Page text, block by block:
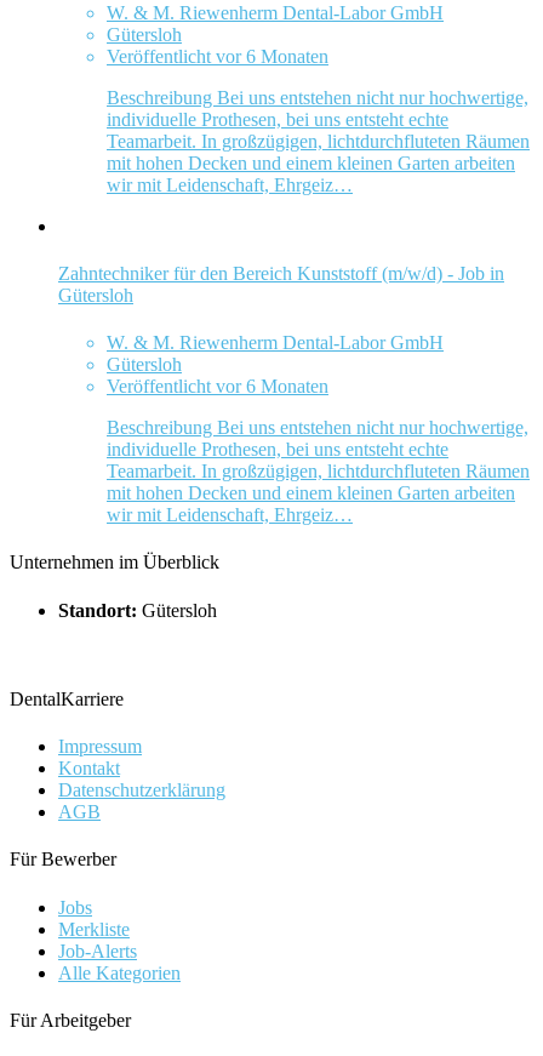
W. & M. Riewenherm Dental-Labor GmbH
Gütersloh
Veröffentlicht vor 6 Monaten
Beschreibung Bei uns entstehen nicht nur hochwertige,
individuelle Prothesen, bei uns entsteht echte
Teamarbeit. In großzügigen, lichtdurchfluteten Räumen
mit hohen Decken und einem kleinen Garten arbeiten
wir mit Leidenschaft, Ehrgeiz…
Zahntechniker für den Bereich Kunststoff (m/w/d) - Job in
Gütersloh
W. & M. Riewenherm Dental-Labor GmbH
Gütersloh
Veröffentlicht vor 6 Monaten
Beschreibung Bei uns entstehen nicht nur hochwertige,
individuelle Prothesen, bei uns entsteht echte
Teamarbeit. In großzügigen, lichtdurchfluteten Räumen
mit hohen Decken und einem kleinen Garten arbeiten
wir mit Leidenschaft, Ehrgeiz…
Unternehmen im Überblick
Standort: Gütersloh
DentalKarriere
Impressum
Kontakt
Datenschutzerklärung
AGB
Für Bewerber
Jobs
Merkliste
Job-Alerts
Alle Kategorien
Für Arbeitgeber